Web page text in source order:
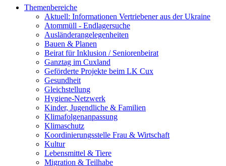
Themenbereiche
Aktuell: Informationen Vertriebener aus der Ukraine
Atommüll - Endlagersuche
Ausländerangelegenheiten
Bauen & Planen
Beirat für Inklusion / Seniorenbeirat
Ganztag im Cuxland
Geförderte Projekte beim LK Cux
Gesundheit
Gleichstellung
Hygiene-Netzwerk
Kinder, Jugendliche & Familien
Klimafolgenanpassung
Klimaschutz
Koordinierungsstelle Frau & Wirtschaft
Kultur
Lebensmittel & Tiere
Migration & Teilhabe